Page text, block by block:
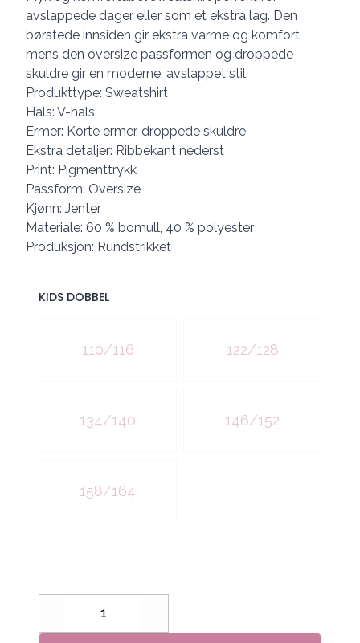
avslappede dager eller som et ekstra lag. Den
børstede innsiden gir ekstra varme og komfort,
mens den oversize passformen og droppede
skuldre gir en moderne, avslappet stil.
Produkttype: Sweatshirt
Hals: V-hals
Ermer: Korte ermer, droppede skuldre
Ekstra detaljer: Ribbekant nederst
Print: Pigmenttrykk
Passform: Oversize
Kjønn: Jenter
Materiale: 60 % bomull, 40 % polyester
Produksjon: Rundstrikket
KIDS DOBBEL
110/116 122/128
134/140 146/152
158/164
Decrease